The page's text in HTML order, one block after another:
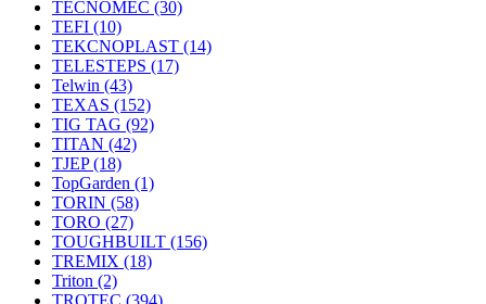
TECNOMEC (30)
TEFI (10)
TEKCNOPLAST (14)
TELESTEPS (17)
Telwin (43)
TEXAS (152)
TIG TAG (92)
TITAN (42)
TJEP(18)
TopGarden (1)
TORIN (58)
TORO (27)
TOUGHBUILT (156)
TREMIX (18)
Triton (2)
TROTEC (394)